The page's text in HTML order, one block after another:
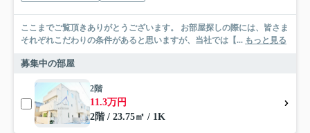
ここまでご覧頂きありがとうございます。 お部屋探しの際には、皆さま
それぞれこだわりの条件があると思いますが、当社では【... もっと見る
募集中の部屋
2階
11.3万円
2階 / 23.75㎡ / 1K